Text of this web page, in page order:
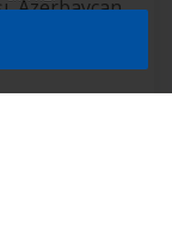
Azerbaycan